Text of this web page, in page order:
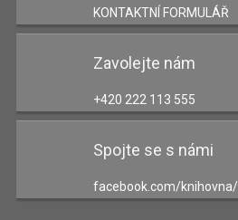
KARIÉRA
KONTAKTNÍ FORMULÁŘ
Zavolejte nám
+420 222 113 555
Spojte se s námi
facebook.com/knihovna/